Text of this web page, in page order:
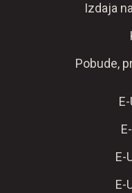
Izdaja
Pobude,
E-
E-